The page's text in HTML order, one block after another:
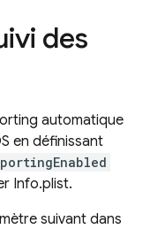
des
automatique
en définissant
Info.plist.
suivant dans